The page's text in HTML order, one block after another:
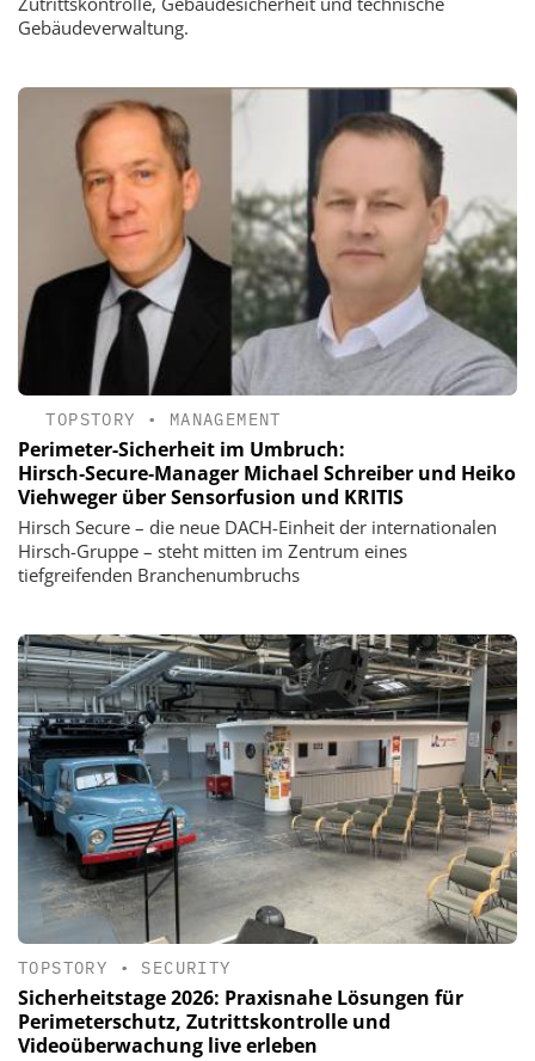
Gebäudeverwaltung.
TOPSTORY • MANAGEMENT
Perimeter-Sicherheit im Umbruch:
Hirsch‑Secure‑Manager Michael Schreiber und Heiko
Viehweger über Sensorfusion und KRITIS
Hirsch Secure – die neue DACH-Einheit der internationalen
Hirsch-Gruppe – steht mitten im Zentrum eines
tiefgreifenden Branchenumbruchs
TOPSTORY • SECURITY
Sicherheitstage 2026: Praxisnahe Lösungen für
Perimeterschutz, Zutrittskontrolle und
Videoüberwachung live erleben